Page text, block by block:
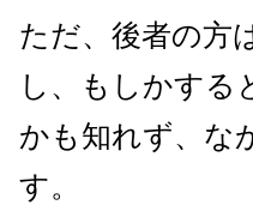
ただ、後者の方
し、もしかする
かも知れず、な
す。